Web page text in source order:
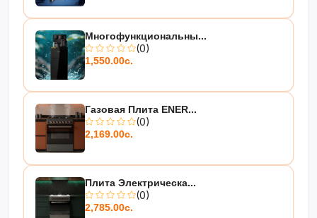
Многофункциональны...
(0)
1,550.00с.
Газовая Плита ENER...
(0)
2,169.00с.
Плита Электрическа...
(0)
2,785.00с.